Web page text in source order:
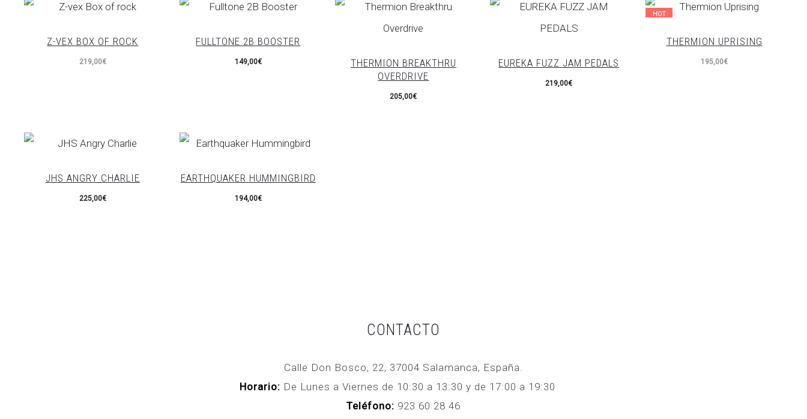
Z-VEX BOX OF ROCK
219,00€
FULLTONE 2B BOOSTER
149,00€
THERMION BREAKTHRU
OVERDRIVE
205,00€
EUREKA FUZZ JAM PEDALS
219,00€
HOT
THERMION UPRISING
195,00€
JHS ANGRY CHARLIE
225,00€
EARTHQUAKER HUMMINGBIRD
194,00€
CONTACTO
Calle Don Bosco, 22, 37004 Salamanca, España.
Horario: De Lunes a Viernes de 10:30 a 13:30 y de 17:00 a 19:30
Teléfono: 923 60 28 46